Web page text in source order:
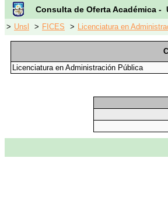
Consulta de Oferta Académica
> Unsl > FICES > Licenciatura en
Licenciatura en Administración Pública